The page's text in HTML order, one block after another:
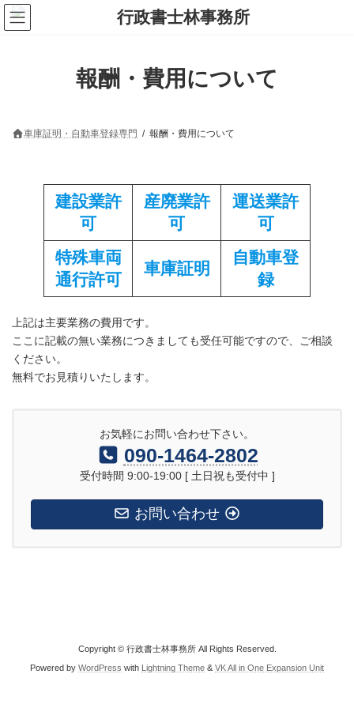
コ
ン
テ
ナ
ビ
ゲ
報酬・費用について
車庫証明・自動車登録専門 報酬・費用について
建設業許
可
産廃業許
可
運送業許
可
特殊車両
通行許可
車庫証明
自動車登
録
上記は主要業務の費用です。
ここに記載の無い業務につきましても受任可能ですので、ご相談
ください。
無料でお見積りいたします。
お気軽にお問い合わせ下さい。
090-1464-2802
受付時間 9:00-19:00 [ 土日祝も受付中 ]
お問い合わせ
Copyright © 行政書士林事務所 All Rights Reserved.
Powered by WordPress with Lightning Theme & VK All in One Expansion Unit